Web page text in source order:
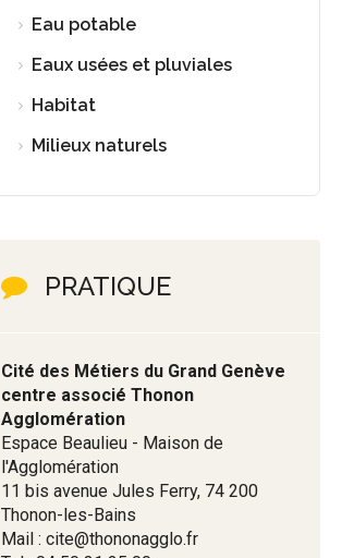
Eau potable
Eaux usées et pluviales
Habitat
Milieux naturels
PRATIQUE
Cité des Métiers du Grand Genève
centre associé Thonon
Agglomération
Espace Beaulieu - Maison de
l'Agglomération
11 bis avenue Jules Ferry, 74 200
Thonon-les-Bains
Mail : cite@thononagglo.fr